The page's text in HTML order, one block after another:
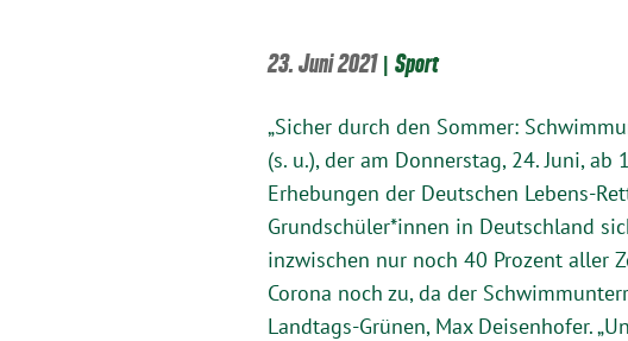
23. Juni 2021| Sport
„Sicher durch den Sommer:
(s. u.), der am Donnerstag, 24. Juni,
Erhebungen der Deutschen Lebens-
Grundschüler*innen in Deutschland
inzwischen nur noch 40 Prozent aller
Corona noch zu, da der
Landtags-Grünen, Max Deisenhofer.